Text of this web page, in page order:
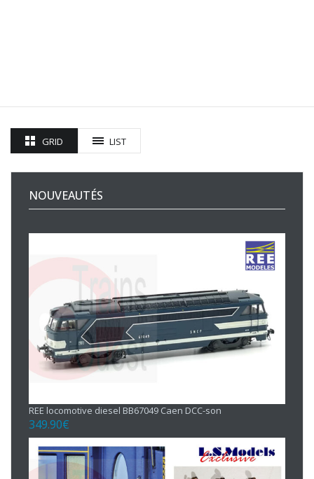
GRID LIST
NOUVEAUTÉS
REE locomotive diesel BB67049 Caen DCC-son
349.90€